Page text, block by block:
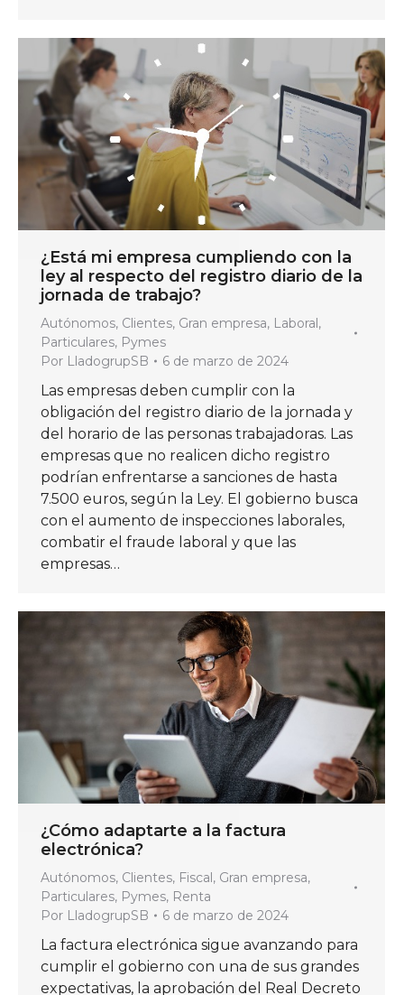
¿Está mi empresa cumpliendo con la
ley al respecto del registro diario de la
jornada de trabajo?
Autónomos, Clientes, Gran empresa, Laboral,
Particulares, Pymes
Por LladogrupSB 6 de marzo de 2024
Las empresas deben cumplir con la
obligación del registro diario de la jornada y
del horario de las personas trabajadoras. Las
empresas que no realicen dicho registro
podrían enfrentarse a sanciones de hasta
7.500 euros, según la Ley. El gobierno busca
con el aumento de inspecciones laborales,
combatir el fraude laboral y que las
empresas…
¿Cómo adaptarte a la factura
electrónica?
Autónomos, Clientes, Fiscal, Gran empresa,
Particulares, Pymes, Renta
Por LladogrupSB 6 de marzo de 2024
La factura electrónica sigue avanzando para
cumplir el gobierno con una de sus grandes
expectativas, la aprobación del Real Decreto